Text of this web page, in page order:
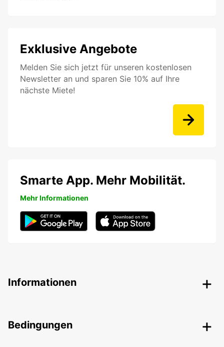
Exklusive Angebote
Melden Sie sich jetzt für unseren kostenlosen
Newsletter an und sparen Sie 10% auf Ihre
nächste Miete!
Smarte App. Mehr Mobilität.
Mehr Informationen
Informationen
Bedingungen